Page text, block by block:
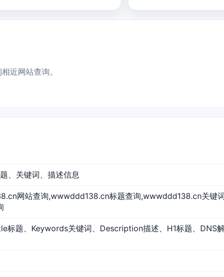
近网站查询。
、关键词、描述信息
网站查询,wwwddd138.cn标题查询,wwwddd138.cn关键
题、Keywords关键词、Description描述、H1标题、DNS解